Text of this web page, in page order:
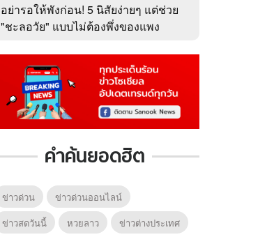
อย่ารอให้พังก่อน! 5 นิสัยง่ายๆ แต่ช่วย
"ชะลอวัย" แบบไม่ต้องพึ่งของแพง
คำค้นยอดฮิต
ข่าวด่วน
ข่าวด่วนออนไลน์
ข่าวสดวันนี้
หวยลาว
ข่าวต่างประเทศ